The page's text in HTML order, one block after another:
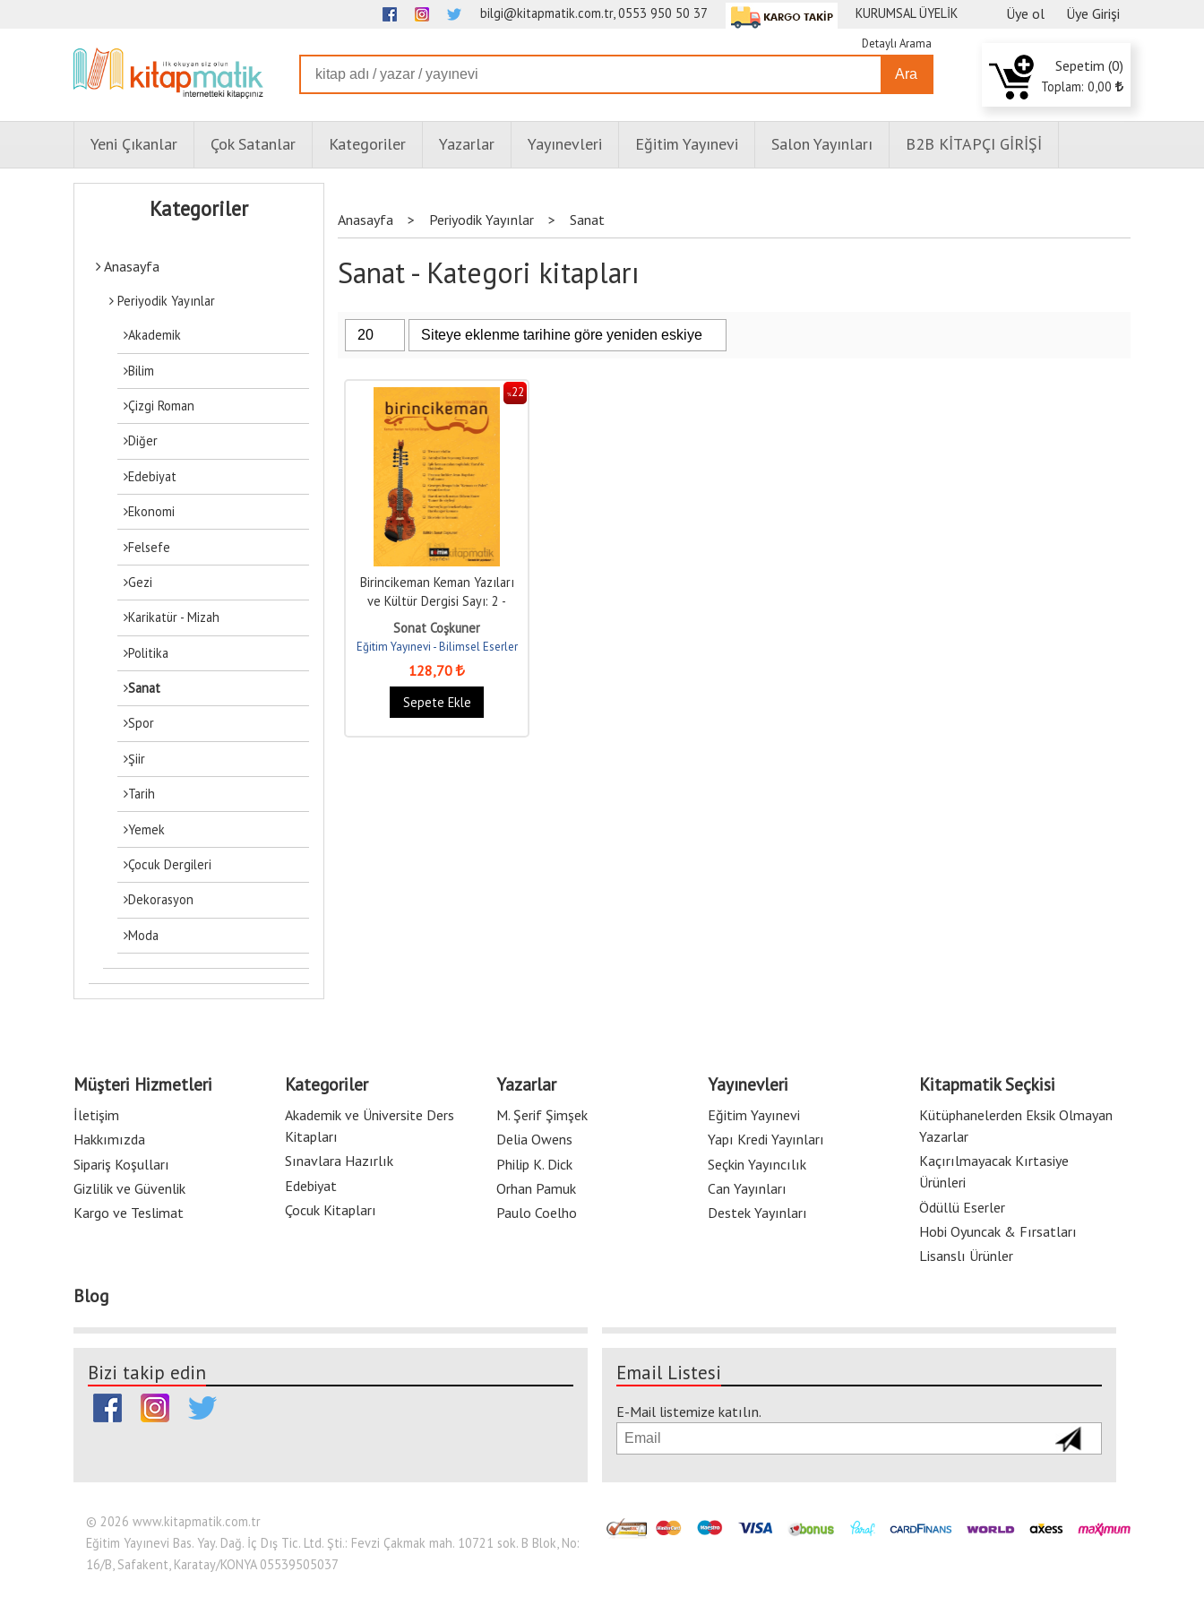
Üye ol Üye Girişi
bilgi@kitapmatik.com.tr, 0553 950 50 37 KURUMSAL ÜYELİK
Ara
Detaylı Arama
Sepetim (0)
Toplam: 0 ,00
Yeni Çıkanlar Çok Satanlar Kategoriler Yazarlar Yayınevleri Eğitim Yayınevi Salon Yayınları B2B KİTAPÇI GİRİŞİ
Kategoriler
Anasayfa
Periyodik Yayınlar
Akademik
Bilim
Çizgi Roman
Diğer
Edebiyat
Ekonomi
Felsefe
Gezi
Karikatür - Mizah
Politika
Sanat
Spor
Şiir
Tarih
Yemek
Çocuk Dergileri
Dekorasyon
Moda
Anasayfa > Periyodik Yayınlar > Sanat
Sanat - Kategori kitapları
%22
Birincikeman Keman Yazıları
ve Kültür Dergisi Sayı: 2 -
2023
Sonat Coşkuner
Eğitim Yayınevi - Bilimsel Eserler
128,70
Sepete Ekle
Müşteri Hizmetleri
İletişim
Hakkımızda
Sipariş Koşulları
Gizlilik ve Güvenlik
Kargo ve Teslimat
Kategoriler
Akademik ve Üniversite Ders
Kitapları
Sınavlara Hazırlık
Edebiyat
Çocuk Kitapları
Yazarlar
M. Şerif Şimşek
Delia Owens
Philip K. Dick
Orhan Pamuk
Paulo Coelho
Yayınevleri
Eğitim Yayınevi
Yapı Kredi Yayınları
Seçkin Yayıncılık
Can Yayınları
Destek Yayınları
Kitapmatik Seçkisi
Kütüphanelerden Eksik Olmayan
Yazarlar
Kaçırılmayacak Kırtasiye
Ürünleri
Ödüllü Eserler
Hobi Oyuncak & Fırsatları
Lisanslı Ürünler
Blog
Bizi takip edin Email Listesi
E-Mail listemize katılın.
© 2026 www.kitapmatik.com.tr
Eğitim Yayınevi Bas. Yay. Dağ. İç Dış Tic. Ltd. Şti.: Fevzi Çakmak mah. 10721 sok. B Blok, No:
16/B, Safakent, Karatay/KONYA 05539505037